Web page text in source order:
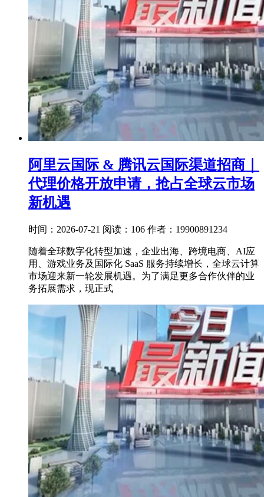
阿里云国际 & 腾讯云国际渠道招商｜
代理价格开放申请，抢占全球云市场
新机遇
时间：2026-07-21 阅读：106 作者：19900891234
随着全球数字化转型加速，企业出海、跨境电商、AI应
用、游戏业务及国际化 SaaS 服务持续增长，全球云计算
市场迎来新一轮发展机遇。为了满足更多合作伙伴的业
务拓展需求，现正式